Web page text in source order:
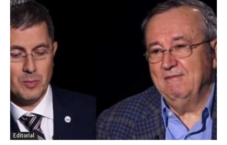
Editorial